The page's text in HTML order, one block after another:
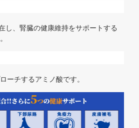
し、腎臓の健康維持をサポートする
ーチするアミノ酸です。